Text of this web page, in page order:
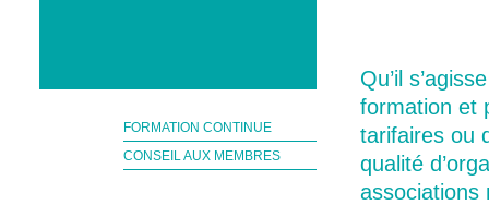
Qu’il
formation et
tarifaires ou
qualité
associations
FORMATION CONTINUE
CONSEIL AUX MEMBRES